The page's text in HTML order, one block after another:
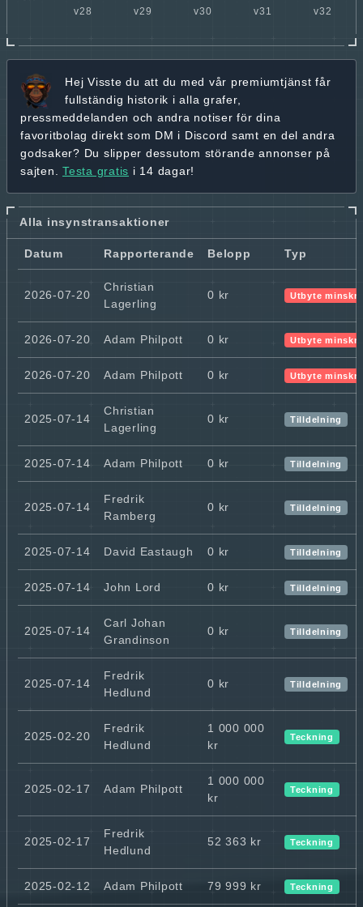
Hej Visste du att du med vår premiumtjänst får
fullständig historik i alla grafer,
pressmeddelanden och andra notiser för dina
favoritbolag direkt som DM i Discord samt en del andra
godsaker? Du slipper dessutom störande annonser på
sajten. Testa gratis i 14 dagar!
Alla insynstransaktioner
Datum Rapporterande Belopp Typ
2026-07-20
Christian
Lagerling
0 kr Utbyte
2026-07-20 Adam Philpott 0 kr Utbyte
2026-07-20 Adam Philpott 0 kr Utbyte
2025-07-14
Christian
Lagerling
0 kr Tilldelning
2025-07-14 Adam Philpott 0 kr Tilldelning
2025-07-14
Fredrik
Ramberg
0 kr Tilldelning
2025-07-14 David Eastaugh 0 kr Tilldelning
2025-07-14 John Lord 0 kr Tilldelning
2025-07-14
Carl Johan
Grandinson
0 kr Tilldelning
2025-07-14
Fredrik
Hedlund
0 kr Tilldelning
2025-02-20
Fredrik
Hedlund
1 000 000
kr
Teckning
2025-02-17 Adam Philpott
1 000 000
kr
Teckning
2025-02-17
Fredrik
Hedlund
52 363 kr Teckning
2025-02-12 Adam Philpott 79 999 kr Teckning